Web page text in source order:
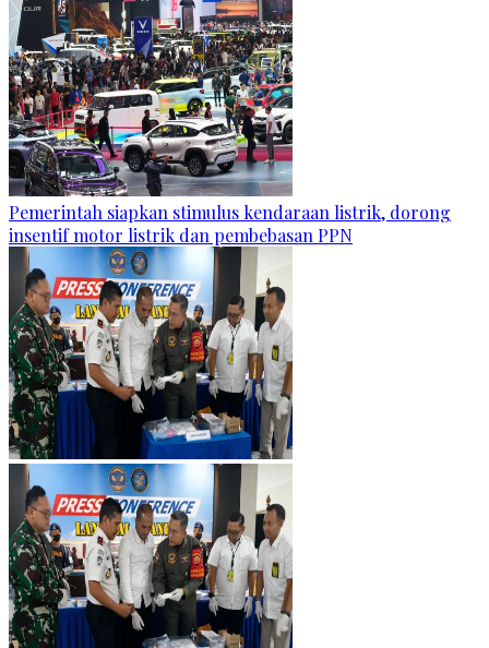
Pemerintah siapkan stimulus kendaraan listrik, dorong
insentif motor listrik dan pembebasan PPN